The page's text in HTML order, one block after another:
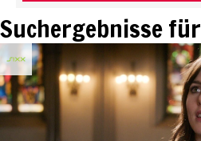
Suchergebnisse für